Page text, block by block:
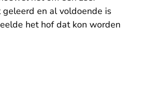
geleerd en al voldoende is
het hof dat kon worden